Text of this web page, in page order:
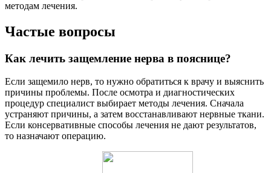
методам лечения.
Частые вопросы
Как лечить защемление нерва в пояснице?
Если защемило нерв, то нужно обратиться к врачу и выяснить
причины проблемы. После осмотра и диагностических
процедур специалист выбирает методы лечения. Сначала
устраняют причины, а затем восстанавливают нервные ткани.
Если консервативные способы лечения не дают результатов,
то назначают операцию.